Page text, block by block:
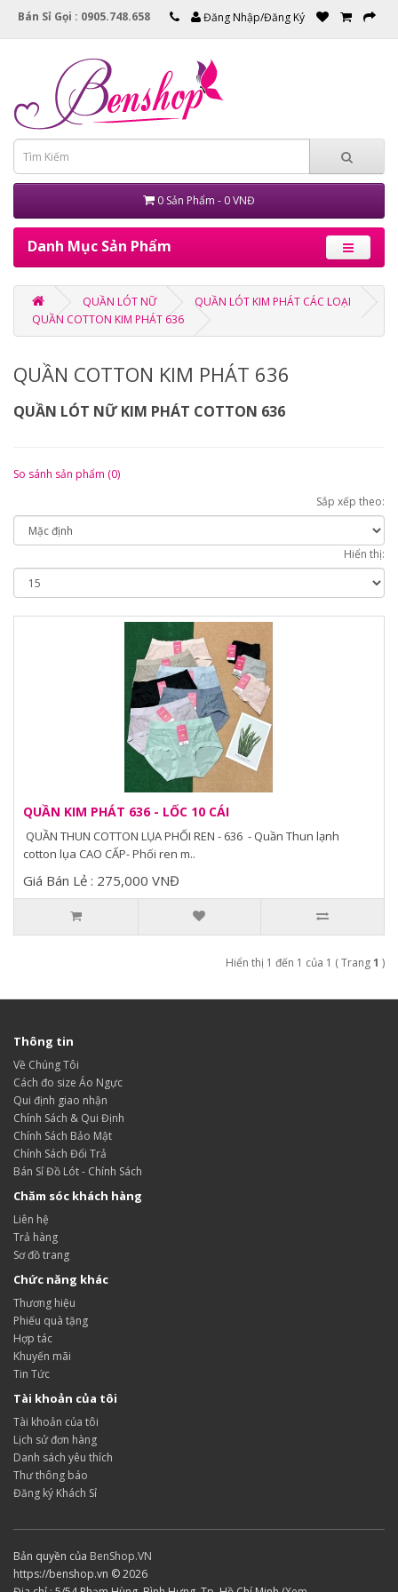
Bán Sỉ Gọi : 0905.748.658 Đăng Nhập/Đăng Ký
0 Sản Phẩm - 0 VNĐ
Danh Mục Sản Phẩm
QUẦN LÓT NỮ
QUẦN LÓT KIM PHÁT CÁC LOẠI
QUẦN COTTON KIM PHÁT 636
QUẦN COTTON KIM PHÁT 636
QUẦN LÓT NỮ KIM PHÁT COTTON 636
So sánh sản phẩm (0)
Sắp xếp theo:
Hiển thị:
QUẦN KIM PHÁT 636 - LỐC 10 CÁI
QUẦN THUN COTTON LỤA PHỐI REN - 636 - Quần Thun lạnh
cotton lụa CAO CẤP- Phối ren m..
Giá Bán Lẻ : 275,000 VNĐ
Hiển thị 1 đến 1 của 1 ( Trang1 )
Thông tin
Về Chúng Tôi
Cách đo size Áo Ngực
Qui định giao nhận
Chính Sách & Qui Định
Chính Sách Bảo Mật
Chính Sách Đổi Trả
Bán Sỉ Đồ Lót - Chính Sách
Chăm sóc khách hàng
Liên hệ
Trả hàng
Sơ đồ trang
Chức năng khác
Thương hiệu
Phiếu quà tặng
Hợp tác
Khuyến mãi
Tin Tức
Tài khoản của tôi
Tài khoản của tôi
Lịch sử đơn hàng
Danh sách yêu thích
Thư thông báo
Đăng ký Khách Sỉ
Bản quyền của BenShop.VN
https://benshop.vn © 2026